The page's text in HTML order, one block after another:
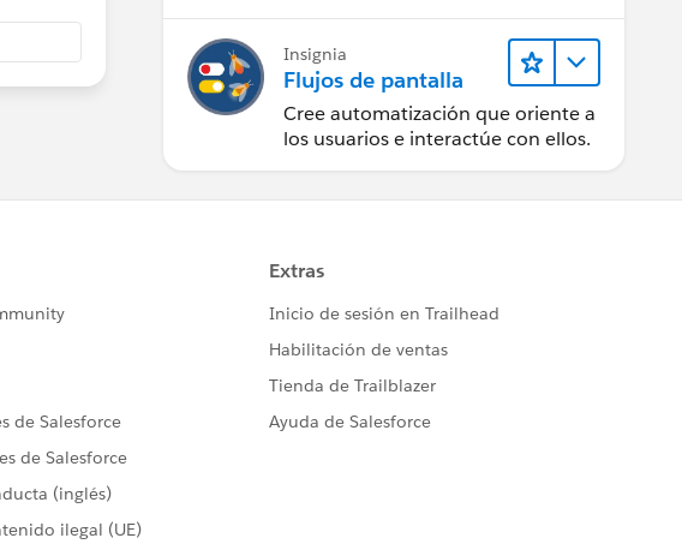
Insignia
Flujos de pantalla
Cree automatización que oriente a
los usuarios e interactúe con ellos.